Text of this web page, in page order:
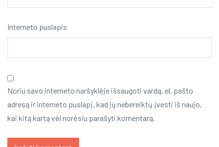
Interneto puslapis
Noriu savo interneto naršyklėje išsaugoti vardą, el. pašto
adresą ir interneto puslapį, kad jų nebereiktų įvesti iš naujo,
kai kitą kartą vėl norėsiu parašyti komentarą.